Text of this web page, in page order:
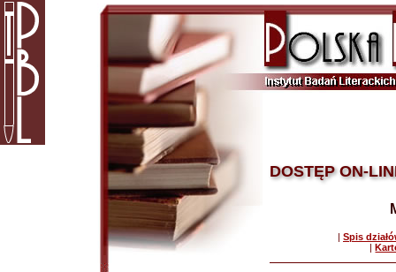
DOSTĘP ON-
| Spis
|